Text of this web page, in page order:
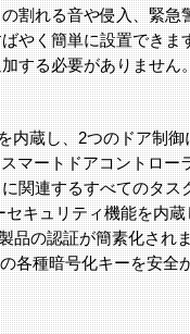
割れる音や侵入、緊急
やく簡単に設置できま
する必要がありません
内蔵し、2つのドア制御
マートドアコントロー
関連するすべてのタス
キュリティ機能を内蔵
品の認証が簡素化され
各種暗号化キーを安全